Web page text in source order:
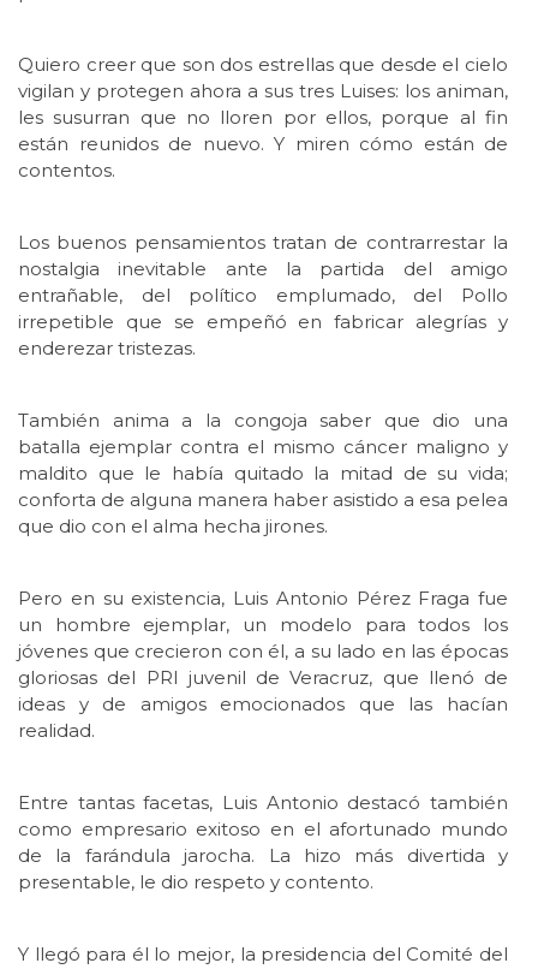
Quiero creer que son dos estrellas que desde el cielo
vigilan y protegen ahora a sus tres Luises: los animan,
les susurran que no lloren por ellos, porque al fin
están reunidos de nuevo. Y miren cómo están de
contentos.
Los buenos pensamientos tratan de contrarrestar la
nostalgia inevitable ante la partida del amigo
entrañable, del político emplumado, del Pollo
irrepetible que se empeñó en fabricar alegrías y
enderezar tristezas.
También anima a la congoja saber que dio una
batalla ejemplar contra el mismo cáncer maligno y
maldito que le había quitado la mitad de su vida;
conforta de alguna manera haber asistido a esa pelea
que dio con el alma hecha jirones.
Pero en su existencia, Luis Antonio Pérez Fraga fue
un hombre ejemplar, un modelo para todos los
jóvenes que crecieron con él, a su lado en las épocas
gloriosas del PRI juvenil de Veracruz, que llenó de
ideas y de amigos emocionados que las hacían
realidad.
Entre tantas facetas, Luis Antonio destacó también
como empresario exitoso en el afortunado mundo
de la farándula jarocha. La hizo más divertida y
presentable, le dio respeto y contento.
Y llegó para él lo mejor, la presidencia del Comité del